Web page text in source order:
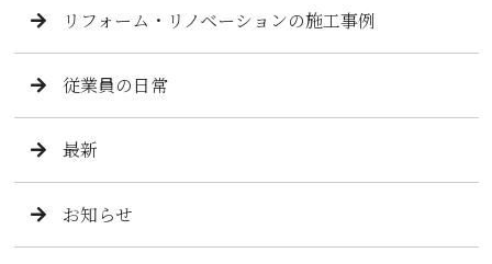
リフォーム・リノベーションの施工事例
従業員の日常
最新
お知らせ